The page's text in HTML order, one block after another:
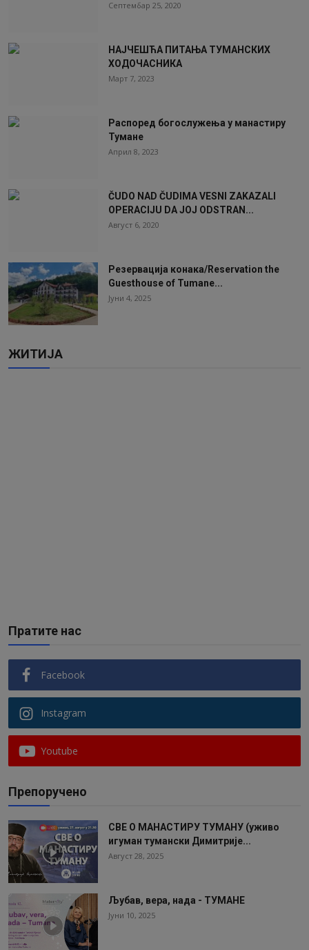
Септембар 25, 2020
НАЈЧЕШЋА ПИТАЊА ТУМАНСКИХ
ХОДОЧАСНИКА
Март 7, 2023
Распоред богослужења у манастиру
Тумане
Април 8, 2023
ČUDO NAD ČUDIMA VESNI ZAKAZALI
OPERACIJU DA JOJ ODSTRAN...
Август 6, 2020
Резервација конака/Reservation the
Guesthouse of Tumane...
Јуни 4, 2025
ЖИТИЈА
Пратите нас
Facebook
Instagram
Youtube
Препоручено
СВЕ О МАНАСТИРУ ТУМАНУ (уживо
игуман тумански Димитрије...
Август 28, 2025
Љубав, вера, нада - ТУМАНЕ
Јуни 10, 2025